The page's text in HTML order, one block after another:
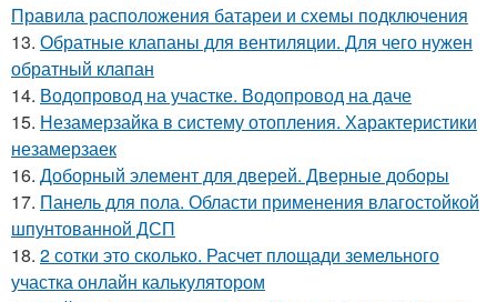
Правила расположения батареи и схемы подключения
13. Обратные клапаны для вентиляции. Для чего нужен
обратный клапан
14. Водопровод на участке. Водопровод на даче
15. Незамерзайка в систему отопления. Характеристики
незамерзаек
16. Доборный элемент для дверей. Дверные доборы
17. Панель для пола. Области применения влагостойкой
шпунтованной ДСП
18. 2 сотки это сколько. Расчет площади земельного
участка онлайн калькулятором